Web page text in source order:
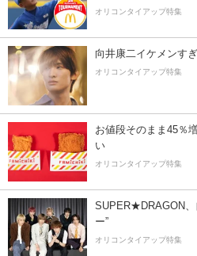
オリコンタイアップ特集
向井康二イケメンす
オリコンタイアップ特集
お値段そのまま45％
い
オリコンタイアップ特集
SUPER★DRAGON、
ー”
オリコンタイアップ特集